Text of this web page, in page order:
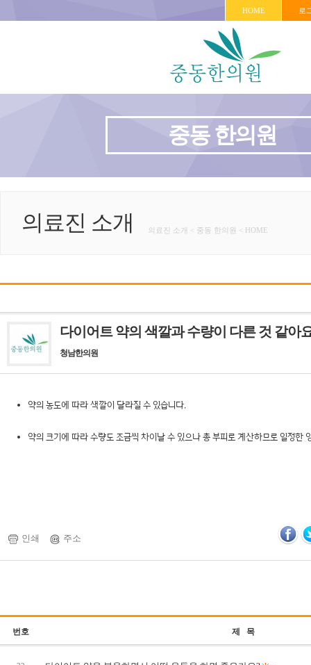
HOME 로
중동 한의원
의료진 소개 의료진 소개 < 중동 한의원 < HOME
다이어트 약의 색깔과 수량이 다른 것 같아
청남한의원
약의 농도에 따라 색깔이 달라질 수 있습니다.
약의 크기에 따라 수량도 조금씩 차이날 수 있으나 총 부피로 계산하므로 일정한
인쇄 주소
번호 제 목